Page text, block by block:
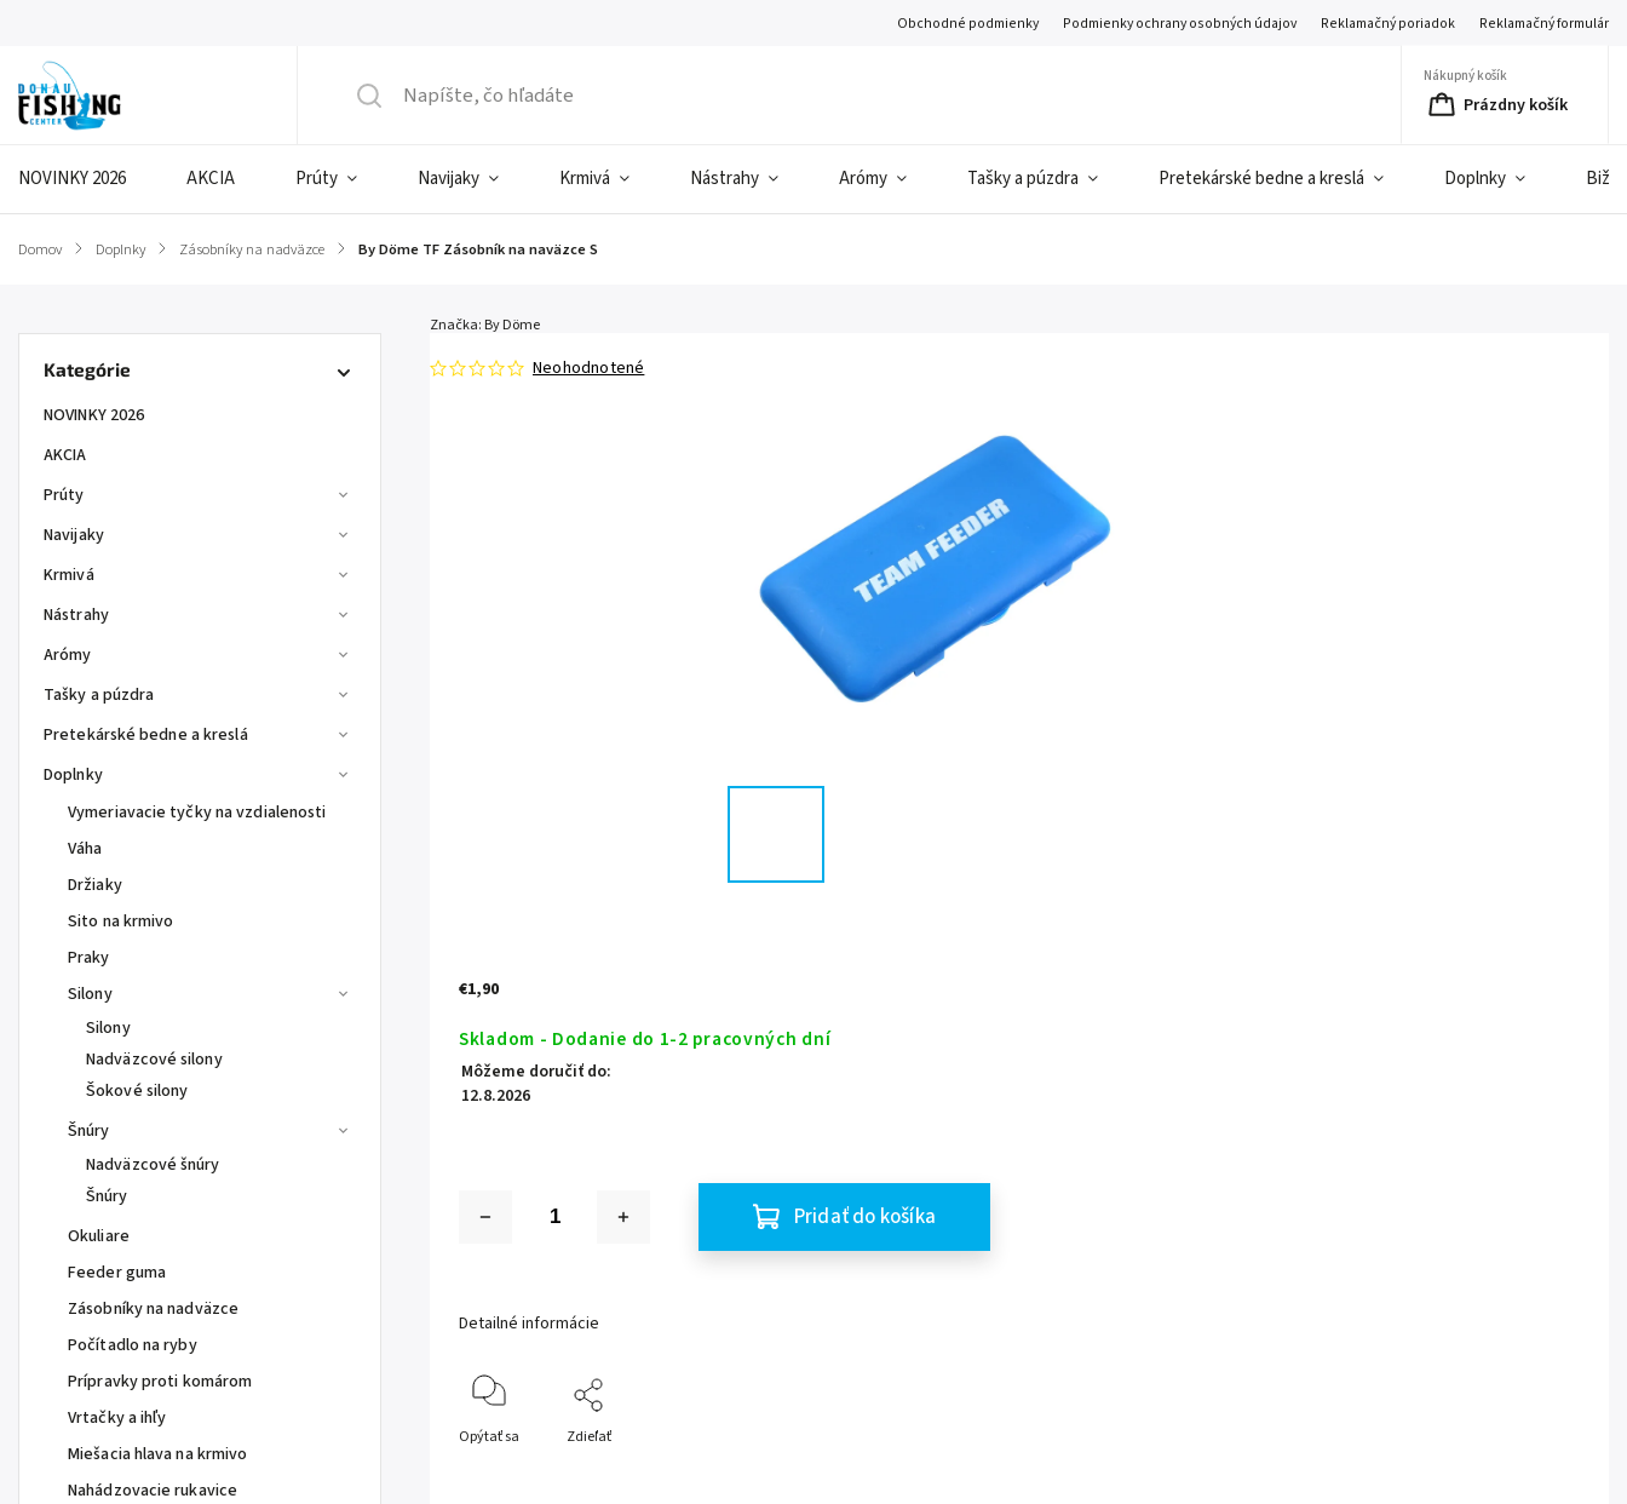
Obchodné podmienky Podmienky ochrany osobných údajov Reklamačný poriadok Reklamačný formulár
Nákupný košík
Prázdny košík
NOVINKY 2026 AKCIA Prúty Navijaky Krmivá Nástrahy Arómy Tašky a púzdra Pretekárské bedne a kreslá Doplnky
Domov / Doplnky / Zásobníky na nadväzce / By Döme TF Zásobník na naväzce S
Kategórie
NOVINKY 2026
AKCIA
Prúty
Navijaky
Krmivá
Nástrahy
Arómy
Tašky a púzdra
Pretekárské bedne a kreslá
Doplnky
Vymeriavacie tyčky na vzdialenosti
Váha
Držiaky
Sito na krmivo
Praky
Silony
Silony
Nadväzcové silony
Šokové silony
Šnúry
Nadväzcové šnúry
Šnúry
Okuliare
Feeder guma
Zásobníky na nadväzce
Počítadlo na ryby
Prípravky proti komárom
Vrtačky a ihľy
Miešacia hlava na krmivo
Nahádzovacie rukavice
Neohodnotené
Značka: By Döme
€1,90
Skladom - Dodanie do 1-2 pracovných dní
Môžeme doručiť do:
12.8.2026
Pridať do košíka
Detailné informácie
Opýtať sa Zdieľať